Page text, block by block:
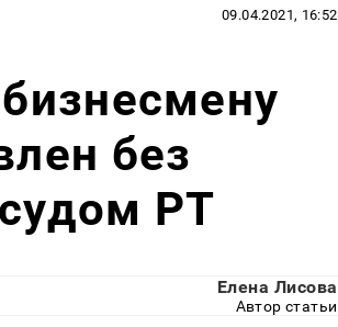
09.04.2021, 16:52
без
РТ
Елена Лисова
Автор статьи